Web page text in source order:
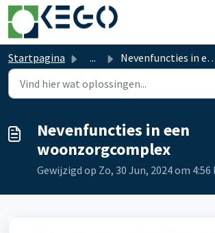
Doorgaan naar hoofdinhoud
Startpagina ... Nevenfuncties in een woonzorgcomplex
Nevenfuncties in een
woonzorgcomplex
Gewijzigd op Zo, 30 Jun, 2024 om 4:56